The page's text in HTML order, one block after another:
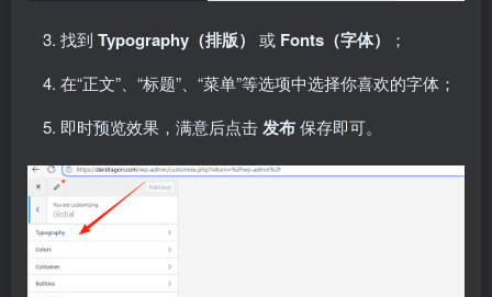
找到 Typography（排版） 或 Fonts（字体）
；
在“正文”、“标题”、“菜单”等选项中选择你喜欢的字体；
即时预览效果，满意后点击发布保存即可。